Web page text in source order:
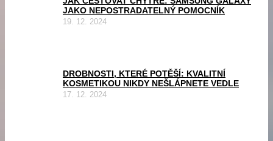
JAKO NEPOSTRADATELNÝ POMOCNÍK
19. 12. 2024
DROBNOSTI, KTERÉ POTĚŠÍ: KVALITNÍ
KOSMETIKOU NIKDY NEŠLÁPNETE VEDLE
17. 12. 2024